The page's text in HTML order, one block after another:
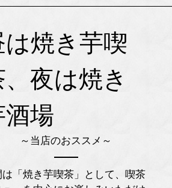
は焼き芋喫
、夜は焼き
酒場
～当店のおススメ～
は「焼き芋喫茶」として、喫茶